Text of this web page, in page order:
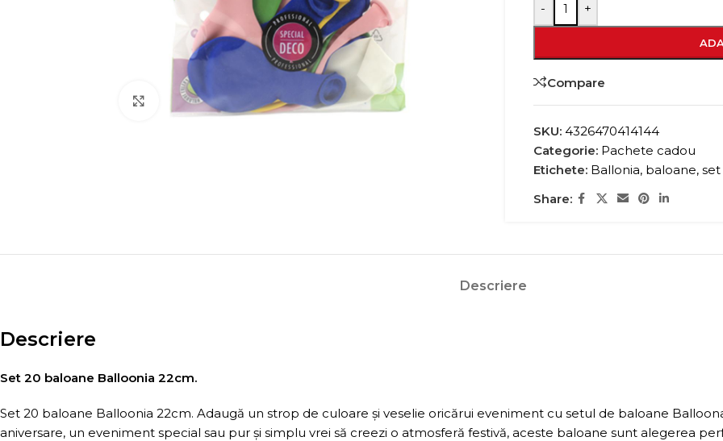
Click to enlarge
- +
Compare
SKU: 4326470414144
Categorie: Pachete cadou
Etichete: Ballonia, baloane,
Share:
Descriere
Descriere
Set 20 baloane Balloonia 22cm.
Set 20 baloane Balloonia 22cm. Adaugă un strop de culoare și veselie oricărui eveniment cu setul de baloane
aniversare, un eveniment special sau pur și simplu vrei să creezi o atmosferă festivă, aceste baloane sunt alegerea